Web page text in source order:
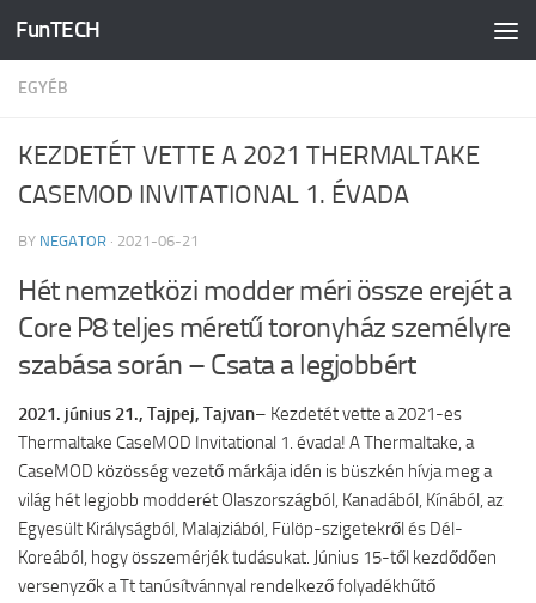
Skip to content
FunTECH
EGYÉB
KEZDETÉT VETTE A 2021 THERMALTAKE
CASEMOD INVITATIONAL 1. ÉVADA
BY NEGATOR · 2021-06-21
Hét nemzetközi modder méri össze erejét a
Core P8 teljes méretű toronyház személyre
szabása során – Csata a legjobbért
2021. június 21., Tajpej, Tajvan– Kezdetét vette a 2021-es
Thermaltake CaseMOD Invitational 1. évada! A Thermaltake, a
CaseMOD közösség vezető márkája idén is büszkén hívja meg a
világ hét legjobb modderét Olaszországból, Kanadából, Kínából, az
Egyesült Királyságból, Malajziából, Fülöp-szigetekről és Dél-
Koreából, hogy összemérjék tudásukat. Június 15-től kezdődően
versenyzők a Tt tanúsítvánnyal rendelkező folyadékhűtő